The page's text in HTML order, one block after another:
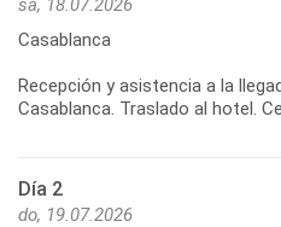
Casablanca
Recepción y asistencia a la
Casablanca. Traslado al hotel.
Día 2
do, 19.07.2026